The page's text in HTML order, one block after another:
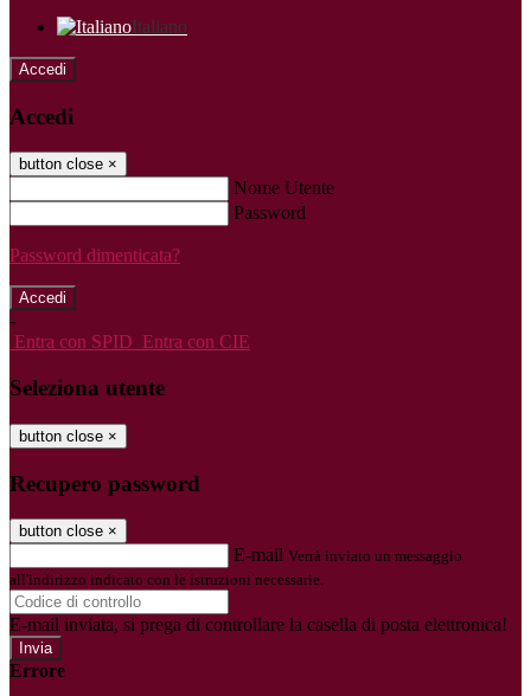
Italiano
Accedi
Accedi
button close ×
Nome Utente
Password
Password dimenticata?
-
Entra con SPID Entra con CIE
Seleziona utente
button close ×
Recupero password
button close ×
E-mail Verrà inviato un messaggio
all'indirizzo indicato con le istruzioni necessarie.
E-mail inviata, si prega di controllare la casella di posta elettronica!
Errore